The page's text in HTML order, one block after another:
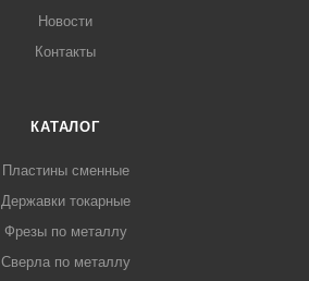
Новости
Контакты
КАТАЛОГ
Пластины сменные
Державки токарные
Фрезы по металлу
Сверла по металлу